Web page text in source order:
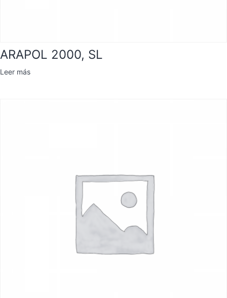
ARAPOL 2000, SL
Leer más